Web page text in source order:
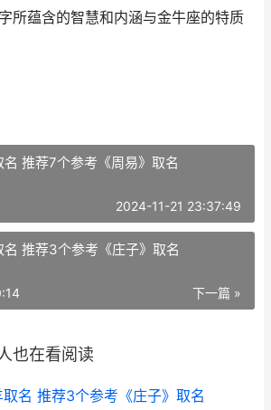
所蕴含的智慧和内涵与金牛座的特质
推荐7个参考《周易》取名
2024-11-21 23:37:49
推荐3个参考《庄子》取名
下一篇 »
也在看阅读
名 推荐3个参考《庄子》取名